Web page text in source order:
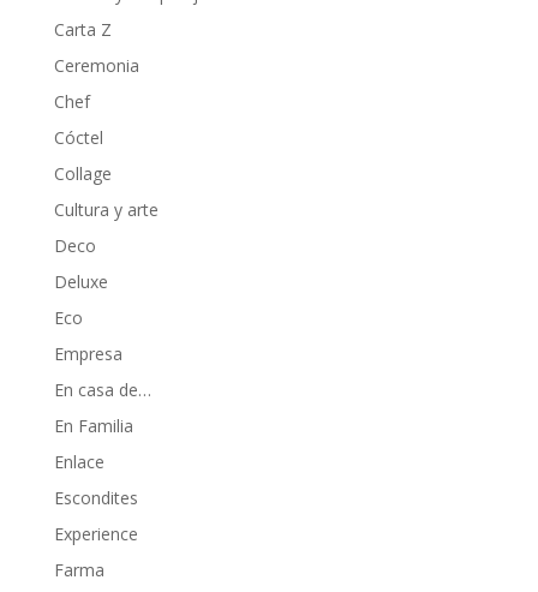
Carta Z
Ceremonia
Chef
Cóctel
Collage
Cultura y arte
Deco
Deluxe
Eco
Empresa
En casa de…
En Familia
Enlace
Escondites
Experience
Farma